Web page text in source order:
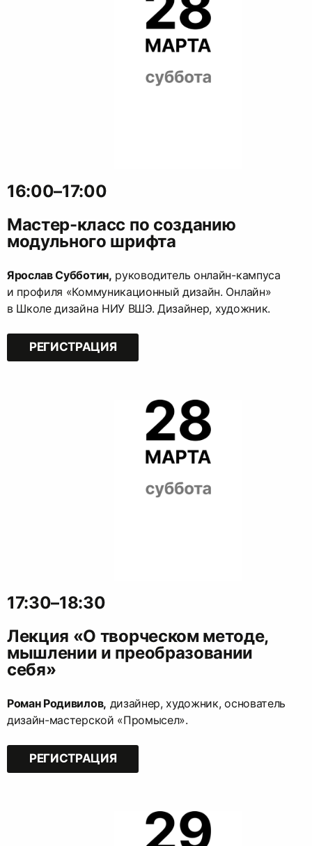
16:00–17:00
Мастер-класс по созданию
модульного шрифта
Ярослав Субботин, руководитель онлайн-кампуса
и профиля «Коммуникационный дизайн. Онлайн»
в Школе дизайна НИУ ВШЭ. Дизайнер, художник.
РЕГИСТРАЦИЯ
17:30–18:30
Лекция «О творческом методе,
мышлении и преобразовании
себя»
Роман Родивилов, дизайнер, художник, основатель
дизайн-мастерской «Промысел».
РЕГИСТРАЦИЯ